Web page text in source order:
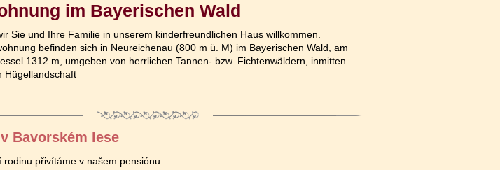
im Bayerischen Wald
Sie und Ihre Familie in unserem kinderfreundlichen Haus willkommen.
befinden sich in Neureichenau (800 m ü. M) im Bayerischen Wald, am
1312 m, umgeben von herrlichen Tannen- bzw. Fichtenwäldern, inmitten
Hügellandschaft
Bavorském lese
rodinu přivítáme v našem pensiónu.